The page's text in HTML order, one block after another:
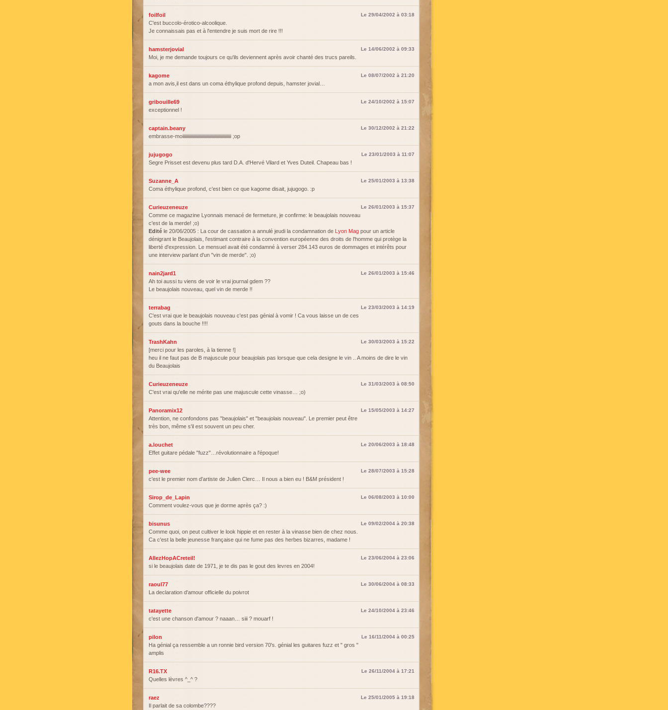
foilfoil Le 29/04/2002 à 03:18
C'est buccolo-érotico-alcoolique.
Je connaissais pas et à l'entendre je suis mort de rire !!!
hamsterjovial Le 14/06/2002 à 09:33
Moi, je me demande toujours ce qu'ils deviennent après avoir chanté des trucs pareils.
kagome Le 08/07/2002 à 21:20
a mon avis,il est dans un coma éthylique profond depuis, hamster jovial…
gribouille69 Le 24/10/2002 à 15:07
exceptionnel !
captain.beany Le 30/12/2002 à 21:22
embrasse-moiiiiiiiiiiiiiiiiiiiiiiiiiiiiiiiiiiiiiiiiiiiiiiiii ;op
jujugogo Le 23/01/2003 à 11:07
Segre Prisset est devenu plus tard D.A. d'Hervé Vilard et Yves Duteil. Chapeau bas !
Suzanne_A Le 25/01/2003 à 13:38
Coma éthylique profond, c'est bien ce que kagome disait, jujugogo. :p
Curieuzeneuze Le 26/01/2003 à 15:37
Comme ce magazine Lyonnais menacé de fermeture, je confirme: le beaujolais nouveau
c'est de la merde! ;o)
Edité le 20/06/2005 : La cour de cassation a annulé jeudi la condamnation de Lyon Mag pour un article
dénigrant le Beaujolais, l'estimant contraire à la convention européenne des droits de l'homme qui protège la
liberté d'expression. Le mensuel avait été condamné à verser 284.143 euros de dommages et intérêts pour
une interview parlant d'un "vin de merde". ;o)
nain2jard1 Le 26/01/2003 à 15:46
Ah toi aussi tu viens de voir le vrai journal gdem ??
Le beaujolais nouveau, quel vin de merde !!
terrabag Le 23/03/2003 à 14:19
C'est vrai que le beaujolais nouveau c'est pas génial à vomir ! Ca vous laisse un de ces
gouts dans la bouche !!!!
TrashKahn Le 30/03/2003 à 15:22
[merci pour les paroles, à la tienne !]
heu il ne faut pas de B majuscule pour beaujolais pas lorsque que cela designe le vin .. A moins de dire le vin
du Beaujolais
Curieuzeneuze Le 31/03/2003 à 08:50
C'est vrai qu'elle ne mérite pas une majuscule cette vinasse… ;o)
Panoramix12 Le 15/05/2003 à 14:27
Attention, ne confondons pas "beaujolais" et "beaujolais nouveau". Le premier peut être
très bon, même s'il est souvent un peu cher.
a.louchet Le 20/06/2003 à 18:48
Effet guitare pédale "fuzz"…révolutionnaire a l'époque!
pee-wee Le 28/07/2003 à 15:28
c'est le premier nom d'artiste de Julien Clerc… Il nous a bien eu ! B&M président !
Sirop_de_Lapin Le 06/08/2003 à 10:00
Comment voulez-vous que je dorme après ça? :)
bisunus Le 09/02/2004 à 20:38
Comme quoi, on peut cultiver le look hippie et en rester à la vinasse bien de chez nous.
Ca c'est la belle jeunesse française qui ne fume pas des herbes bizarres, madame !
AllezHopACreteil! Le 23/06/2004 à 23:06
si le beaujolais date de 1971, je te dis pas le gout des levres en 2004!
raoul77 Le 30/06/2004 à 08:33
La declaration d'amour officielle du poivrot
tatayette Le 24/10/2004 à 23:46
c'est une chanson d'amour ? naaan… siii ? mouarf !
pilon Le 16/11/2004 à 00:25
Ha génial ça ressemble a un ronnie bird version 70's. génial les guitares fuzz et " gros "
amplis
R16.TX Le 26/11/2004 à 17:21
Quelles lèvres ^_^ ?
raez Le 25/01/2005 à 19:18
Il parlait de sa colombe????